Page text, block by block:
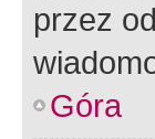
przez
Góra